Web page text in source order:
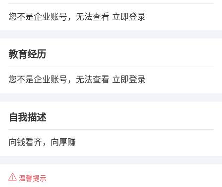
您不是企业账号，无法查看 立即登录
教育经历
您不是企业账号，无法查看 立即登录
自我描述
向钱看齐，向厚赚
温馨提示